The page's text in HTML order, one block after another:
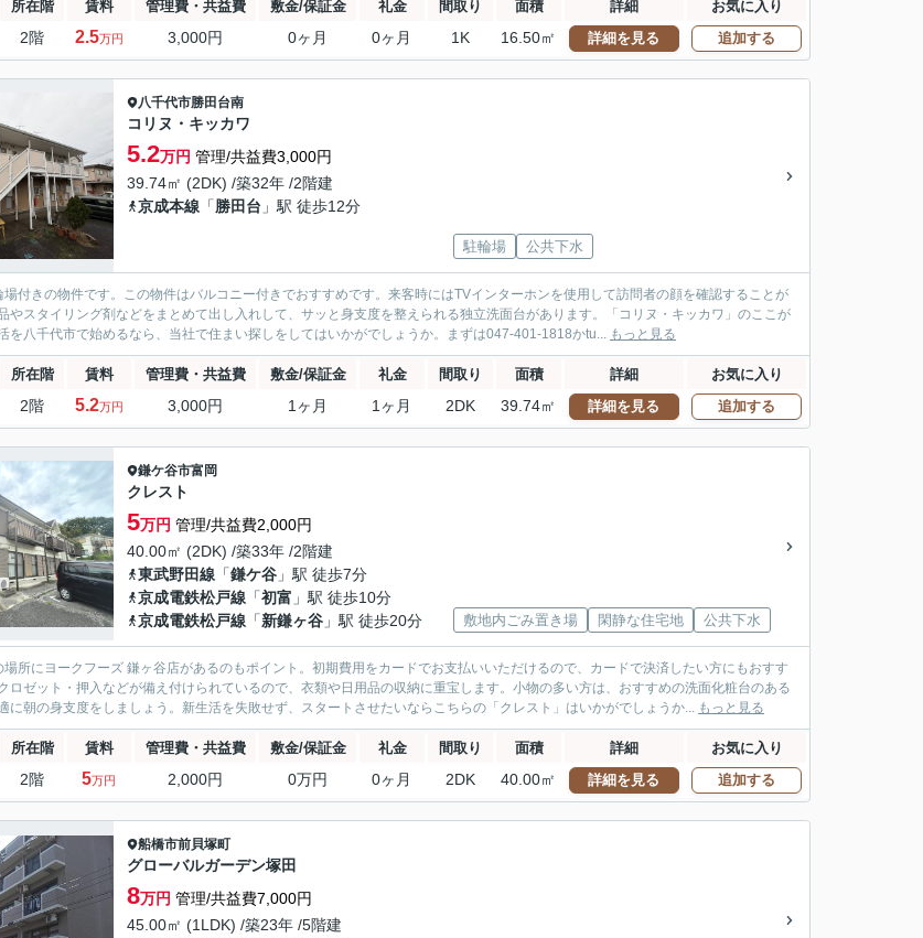
所在階 賃料 管理費・共益費 敷金/保証金 礼金 間取り 面積 詳細 お気に入り
2階 2.5万円 3,000円 0ヶ月 0ヶ月 1K 16.50㎡ 詳細を見る 追加する
八千代市勝田台南
コリヌ・キッカワ
5.2万円 管理/共益費3,000円
39.74㎡ (2DK) /築32年 /2階建
京成本線 「勝田台 」駅 徒歩12分
駐輪場 公共下水
付きの物件です。この物件はバルコニー付きでおすすめです。来客時にはTVインターホンを使用して訪問者の顔を確認することが
やスタイリング剤などをまとめて出し入れして、サッと身支度を整えられる独立洗面台があります。「コリヌ・キッカワ」のここが
を八千代市で始めるなら、当社で住まい探しをしてはいかがでしょうか。まずは047-401-1818かtu... もっと見る
所在階 賃料 管理費・共益費 敷金/保証金 礼金 間取り 面積 詳細 お気に入り
2階 5.2万円 3,000円 1ヶ月 1ヶ月 2DK 39.74㎡ 詳細を見る 追加する
鎌ケ谷市富岡
クレスト
5万円 管理/共益費2,000円
40.00㎡ (2DK) /築33年 /2階建
東武野田線 「鎌ケ谷 」駅 徒歩7分
京成電鉄松戸線 「初富 」駅 徒歩10分
京成電鉄松戸線 「新鎌ヶ谷 」駅 徒歩20分 敷地内ごみ置き場 閑静な住宅地 公共下水
所にヨークフーズ 鎌ヶ谷店があるのもポイント。初期費用をカードでお支払いいただけるので、カードで決済したい方にもおすす
ロゼット・押入などが備え付けられているので、衣類や日用品の収納に重宝します。小物の多い方は、おすすめの洗面化粧台のある
に朝の身支度をしましょう。新生活を失敗せず、スタートさせたいならこちらの「クレスト」はいかがでしょうか... もっと見る
所在階 賃料 管理費・共益費 敷金/保証金 礼金 間取り 面積 詳細 お気に入り
2階 5万円 2,000円 0万円 0ヶ月 2DK 40.00㎡ 詳細を見る 追加する
船橋市前貝塚町
グローバルガーデン塚田
8万円 管理/共益費7,000円
45.00㎡ (1LDK) /築23年 /5階建